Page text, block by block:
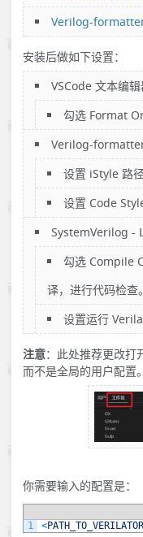
Verilog-
安装后做如下设置：
VSCode 文本编
勾选 Format
Verilog-
设置 iStyle 路
设置 Code
SystemVerilog -
勾选 Compile
译，进行代码检查。
设置运行
注意：此处推荐更改打
而不是全局的用户配置。
你需要输入的配置是：
1
<PATH_TO_VERILATOR